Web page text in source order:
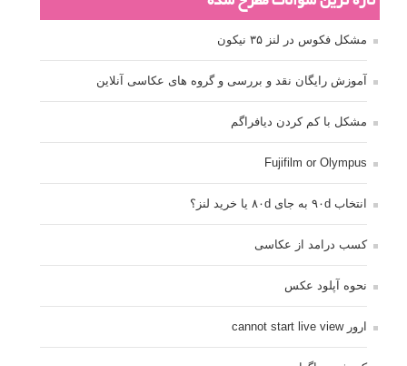
مشکل فکوس در لنز ۳۵ نیکون
آموزش رایگان نقد و بررسی و گروه های عکاسی آنلاین
مشکل با کم کردن دیافراگم
Fujifilm or Olympus
انتخاب ۹۰d به جای ۸۰d یا خرید لنز؟
کسب درامد از عکاسی
نحوه آپلود عکس
ارور cannot start live view